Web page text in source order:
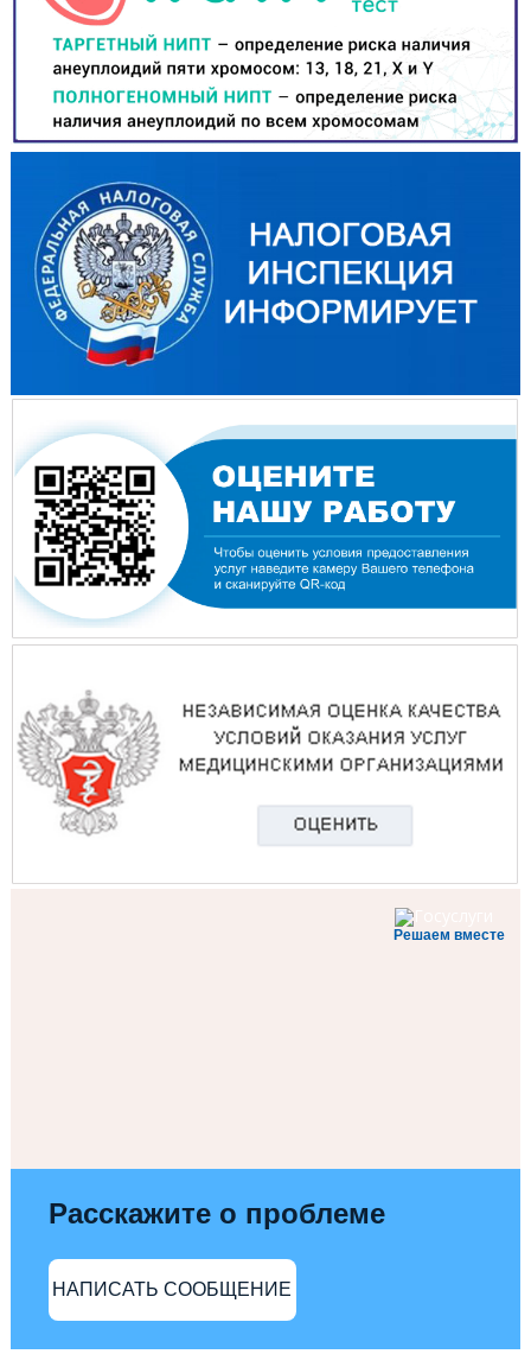
Решаем вместе
Расскажите о проблеме
НАПИСАТЬ СООБЩЕНИЕ